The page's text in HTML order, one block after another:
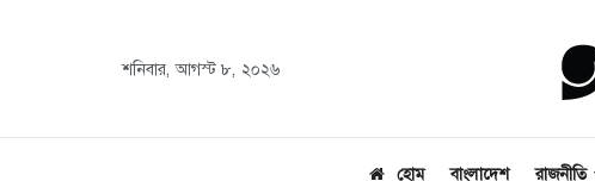
শনিবার, আগস্ট ৮, ২০২৬
হোম বাংলাদেশ রাজনীতি